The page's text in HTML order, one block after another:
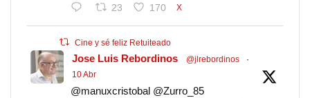
23 170 X
Cine y sé feliz Retuiteado
Jose Luis Rebordinos @jlrebordinos
·
10 Abr
@manuxcristobal @Zurro_85